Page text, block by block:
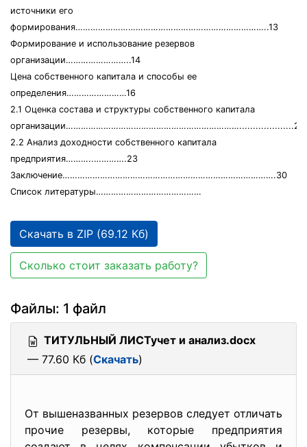
источники его
формирования…………………………………………………………………..13
Формирование и использование резервов
организации……………………..14
Цена собственного капитала и способы ее
определения……………………16
2.1 Оценка состава и структуры собственного капитала
организации……………………………………………………………....................20
2.2 Анализ доходности собственного капитала
предприятия………..………….23
Заключение………………………………………………………………………….30
Список литературы……………………………………
Скачать в ZIP (69.12 Кб)
Сколько стоит заказать работу?
Файлы: 1 файл
ТИТУЛЬНЫЙ ЛИСТучет и анализ.docx
— 77.60 Кб (Скачать)
От вышеназванных резервов следует отличать
прочие резервы, которые предприятия